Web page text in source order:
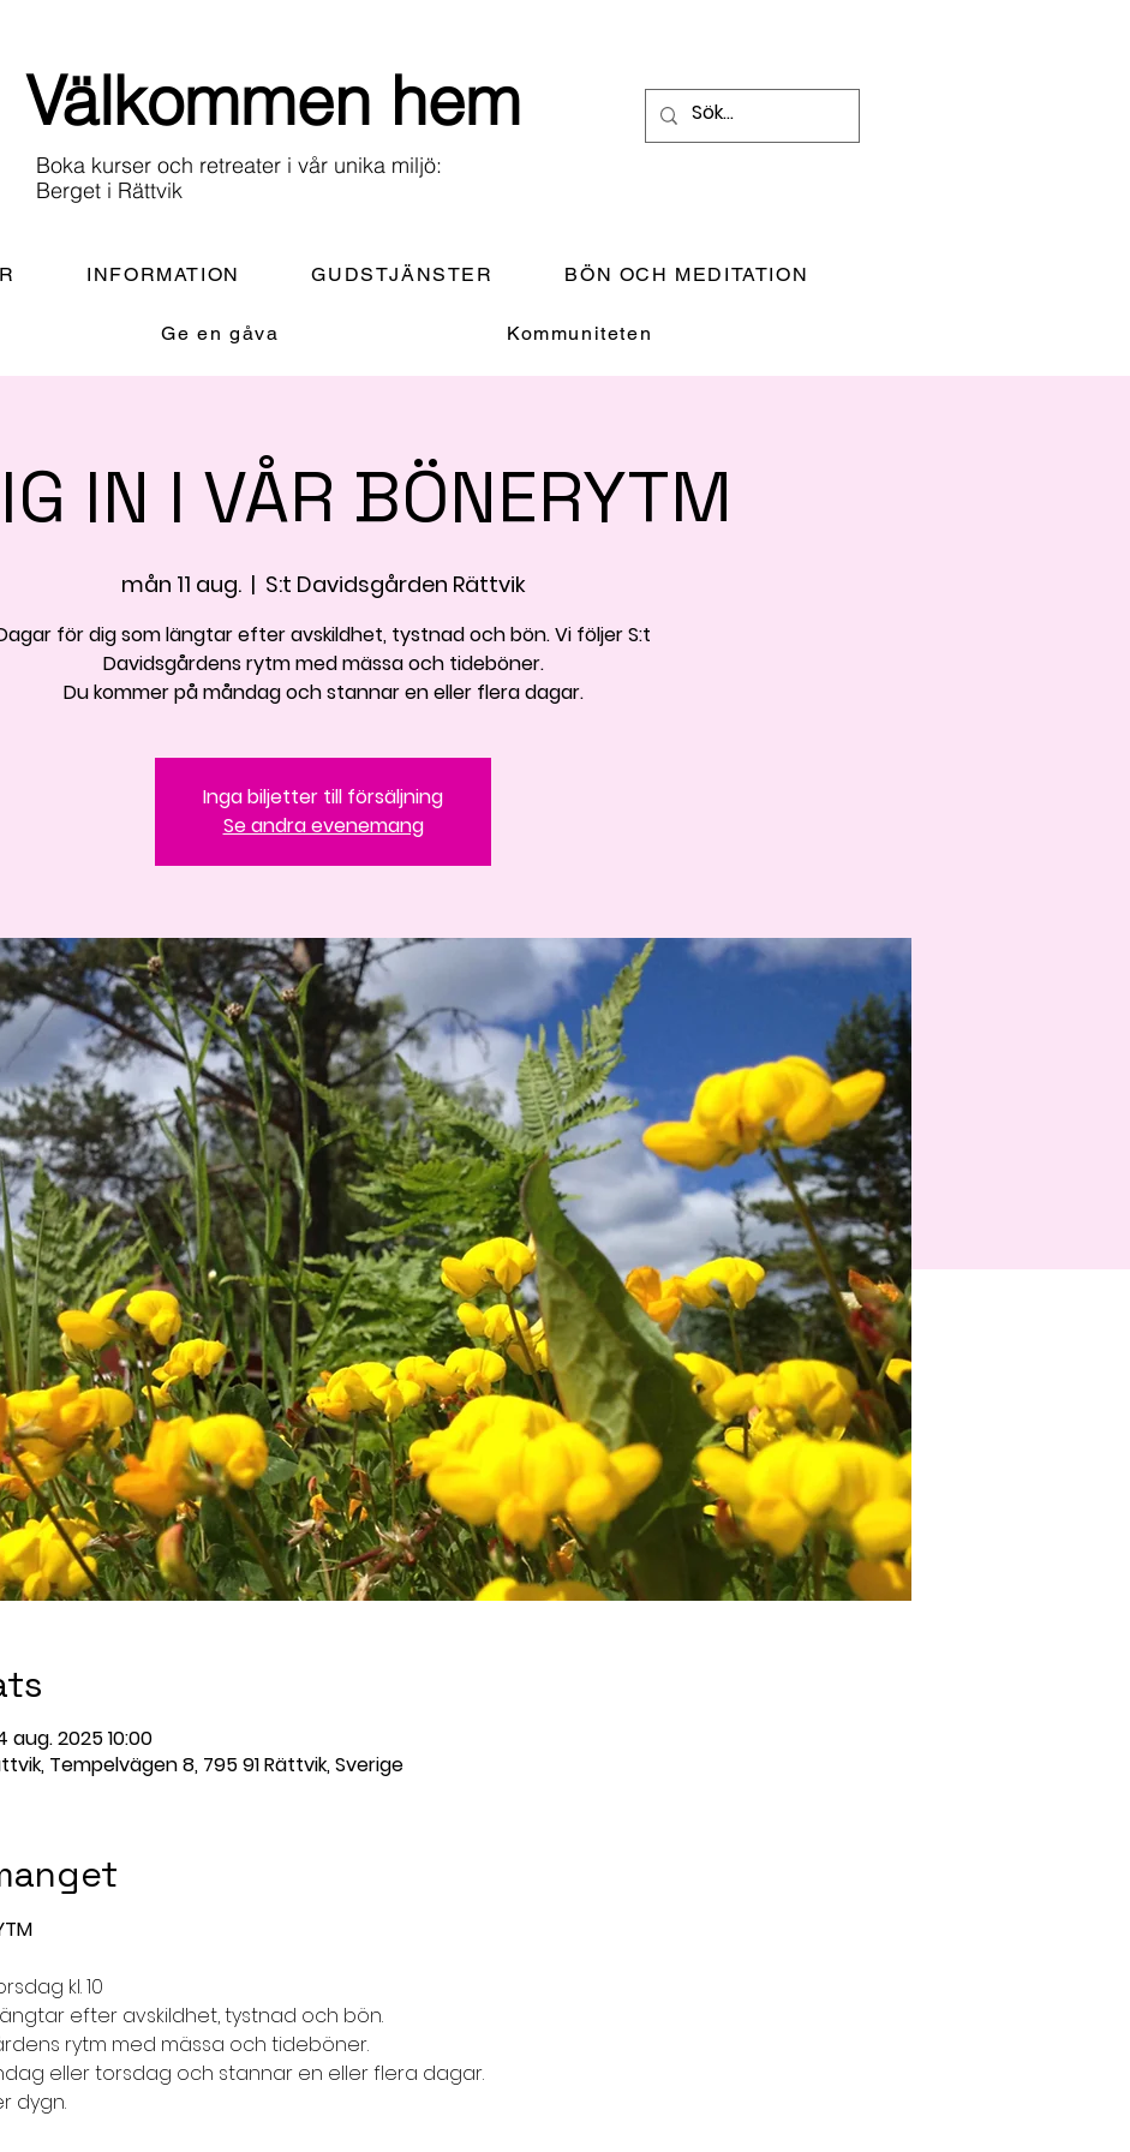
Välkommen hem
Boka kurser och retreater i vår unika miljö:
Berget i Rättvik
INFORMATION GUDSTJÄNSTER BÖN OCH MEDITATION
Ge en gåva Kommuniteten
IN I VÅR BÖNERYTM
mån 11 aug.
  |
S:t Davidsgården Rättvik
för dig som längtar efter avskildhet, tystnad och bön. Vi följer S:t
Davidsgårdens rytm med mässa och tideböner.
Du kommer på måndag och stannar en eller flera dagar.
Inga biljetter till försäljning
Se andra evenemang
aug. 2025 10:00
Tempelvägen 8, 795 91 Rättvik, Sverige
kl. 10
efter avskildhet, tystnad och bön.
rytm med mässa och tideböner.
eller torsdag och stannar en eller flera dagar.
dygn.